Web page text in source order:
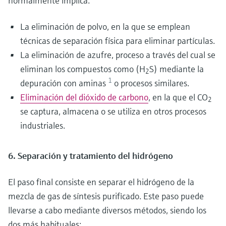
La eliminación de polvo, en la que se emplean
técnicas de separación física para eliminar partículas.
La eliminación de azufre, proceso a través del cual se
eliminan los compuestos como (H2S) mediante la
depuración con aminas 1 o procesos similares.
Eliminación del dióxido de carbono, en la que el CO2
se captura, almacena o se utiliza en otros procesos
industriales.
6. Separación y tratamiento del hidrógeno
El paso final consiste en separar el hidrógeno de la
mezcla de gas de síntesis purificado. Este paso puede
llevarse a cabo mediante diversos métodos, siendo los